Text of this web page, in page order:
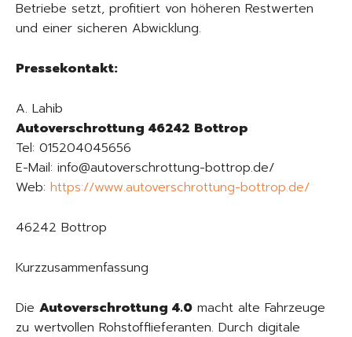
Betriebe setzt, profitiert von höheren Restwerten
und einer sicheren Abwicklung.
Pressekontakt:
A. Lahib
Autoverschrottung 46242 Bottrop
Tel: 015204045656
E-Mail: info@autoverschrottung-bottrop.de/
Web: https://www.autoverschrottung-bottrop.de/
46242 Bottrop
Kurzzusammenfassung
Die Autoverschrottung 4.0 macht alte Fahrzeuge
zu wertvollen Rohstofflieferanten. Durch digitale